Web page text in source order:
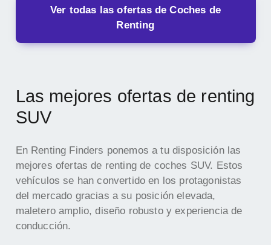
Ver todas las ofertas de Coches de
Renting
Las mejores ofertas de renting
SUV
En Renting Finders ponemos a tu disposición las
mejores ofertas de renting de coches SUV. Estos
vehículos se han convertido en los protagonistas
del mercado gracias a su posición elevada,
maletero amplio, diseño robusto y experiencia de
conducción.